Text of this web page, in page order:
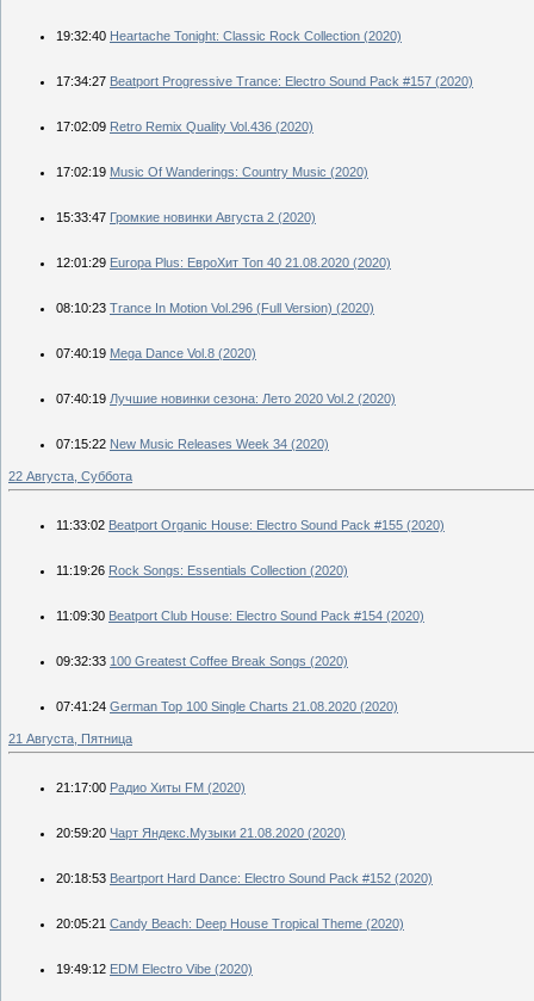
19:32:40 Heartache Tonight: Classic Rock Collection (2020)
17:34:27 Beatport Progressive Trance: Electro Sound Pack #157 (2020)
17:02:09 Retro Remix Quality Vol.436 (2020)
17:02:19 Music Of Wanderings: Country Music (2020)
15:33:47 Громкие новинки Августа 2 (2020)
12:01:29 Europa Plus: ЕвроХит Топ 40 21.08.2020 (2020)
08:10:23 Trance In Motion Vol.296 (Full Version) (2020)
07:40:19 Mega Dance Vol.8 (2020)
07:40:19 Лучшие новинки сезона: Лето 2020 Vol.2 (2020)
07:15:22 New Music Releases Week 34 (2020)
22 Августа, Суббота
11:33:02 Beatport Organic House: Electro Sound Pack #155 (2020)
11:19:26 Rock Songs: Essentials Collection (2020)
11:09:30 Beatport Club House: Electro Sound Pack #154 (2020)
09:32:33 100 Greatest Coffee Break Songs (2020)
07:41:24 German Top 100 Single Charts 21.08.2020 (2020)
21 Августа, Пятница
21:17:00 Радио Хиты FM (2020)
20:59:20 Чарт Яндекс.Музыки 21.08.2020 (2020)
20:18:53 Beartport Hard Dance: Electro Sound Pack #152 (2020)
20:05:21 Candy Beach: Deep House Tropical Theme (2020)
19:49:12 EDM Electro Vibe (2020)